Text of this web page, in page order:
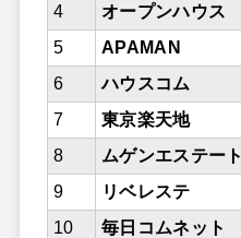
4
オープンハウス
5
APAMAN
6
ハウスコム
7
東京楽天地
8
ムゲンエステート
9
リベレステ
10
毎日コムネット